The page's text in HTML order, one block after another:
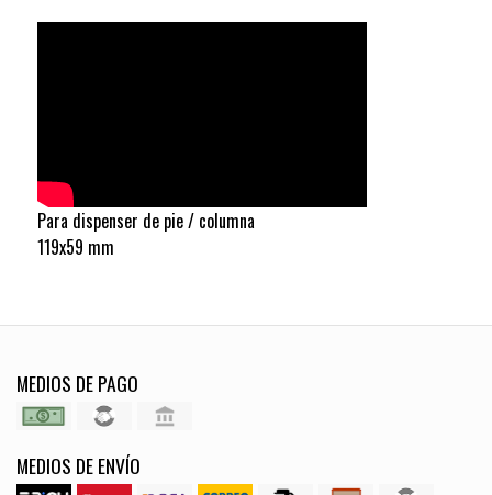
Para dispenser de pie / columna
119x59 mm
MEDIOS DE PAGO
MEDIOS DE ENVÍO